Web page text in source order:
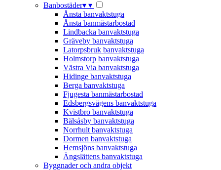
Banbostäder▾ ▾
Ånsta banvaktstuga
Ånsta banmästarbostad
Lindbacka banvaktstuga
Gräveby banvaktstuga
Latorpsbruk banvaktstuga
Holmstorp banvaktstuga
Västra Via banvaktstuga
Hidinge banvaktstuga
Berga banvaktstuga
Fjugesta banmästarbostad
Edsbergsvägens banvaktstuga
Kvistbro banvaktstuga
Bälsåsby banvaktstuga
Norrhult banvaktstuga
Dormen banvaktstuga
Hemsjöns banvaktstuga
Ängslättens banvaktstuga
Byggnader och andra objekt